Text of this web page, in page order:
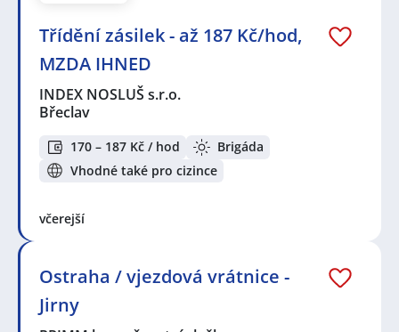
Třídění zásilek - až 187 Kč/hod,
MZDA IHNED
INDEX NOSLUŠ s.r.o.
Břeclav
170 – 187 Kč / hod
Brigáda
Vhodné také pro cizince
včerejší
Ostraha / vjezdová vrátnice -
Jirny